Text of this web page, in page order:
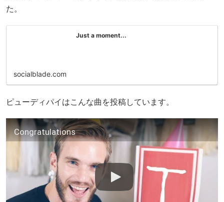
た。
Just a moment...
socialblade.com
ピューディパイはこんな曲を投稿しています。
Congratulations